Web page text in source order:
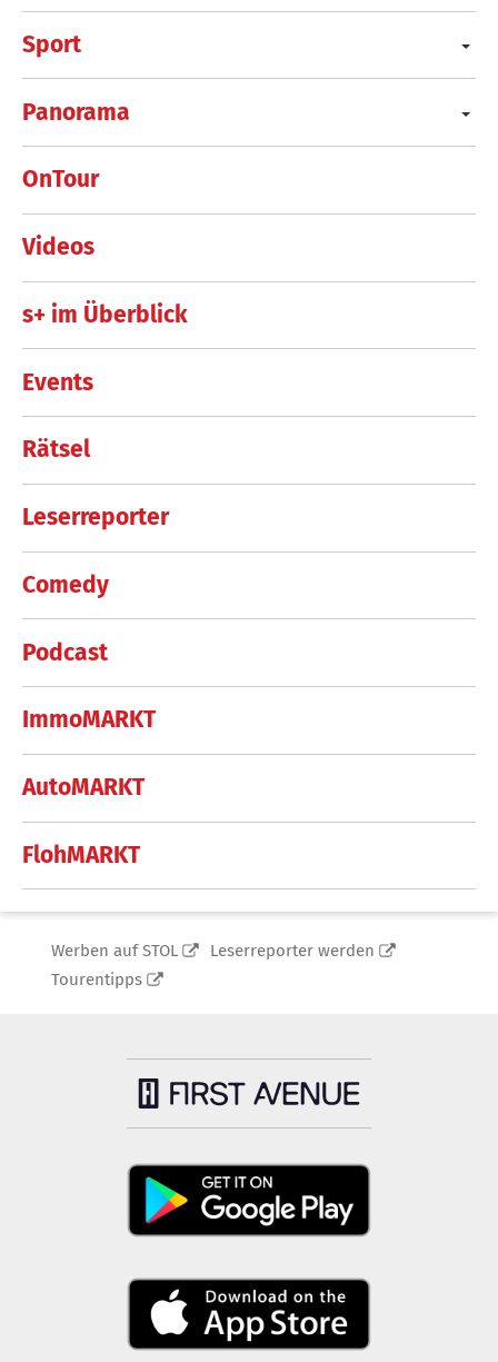
Sport
Panorama
OnTour
Videos
s+ im Überblick
Events
Rätsel
Leserreporter
Comedy
Podcast
ImmoMARKT
AutoMARKT
FlohMARKT
Werben auf STOL
Leserreporter werden
Tourentipps